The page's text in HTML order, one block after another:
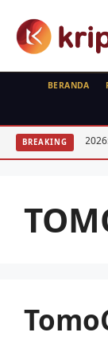
BERANDA
BREAKING
Indonesia 2026: